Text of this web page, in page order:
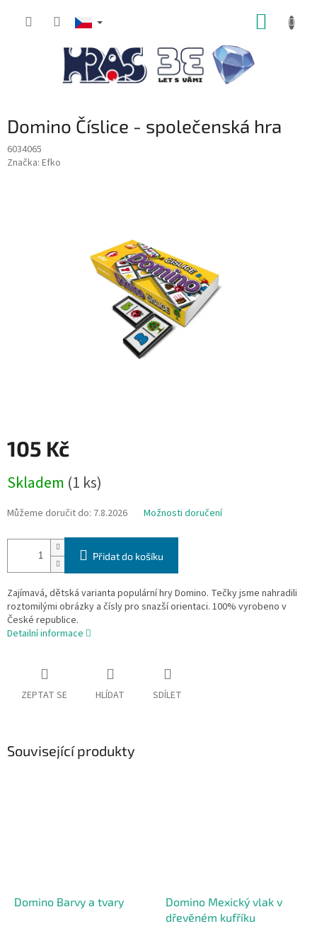
Domino Číslice - společenská hra
6034065
Značka: Efko
105 Kč
cena:
Skladem (1 ks)
Můžeme doručit do: 7.8.2026 Možnosti doručení
Přidat do košíku
Zajímavá, dětská varianta populární hry Domino. Tečky jsme nahradili
roztomilými obrázky a čísly pro snazší orientaci. 100% vyrobeno v
České republice.
Detailní informace
ZEPTAT SE HLÍDAT SDÍLET
Související produkty
Domino Barvy a tvary
Domino Mexický vlak v
dřevěném kufříku